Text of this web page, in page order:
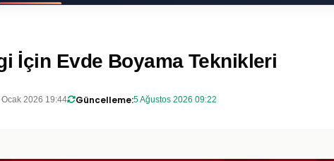
İçin Evde Boyama Teknikleri
Ocak 2026 19:44 Güncelleme:5 Ağustos 2026 09:22